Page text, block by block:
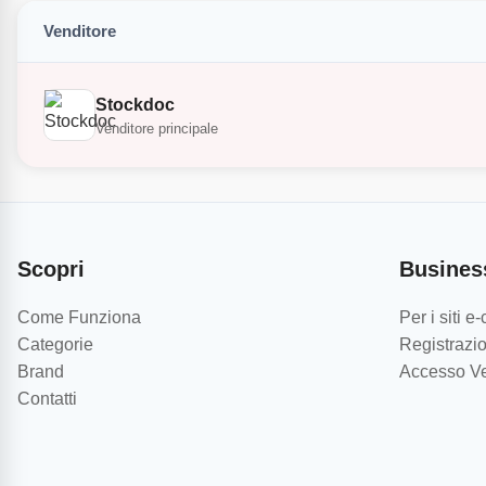
Venditore
Stockdoc
Venditore principale
Scopri
Come Funziona
Categorie
Brand
Contatti
Per i siti
Accesso